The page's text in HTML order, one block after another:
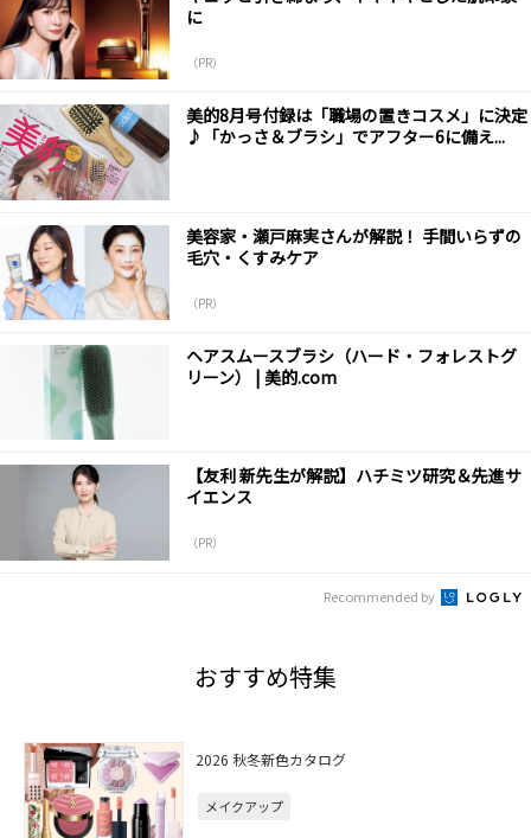
に
（PR）
美的8月号付録は「職場の置きコスメ」に決定
♪「かっさ＆ブラシ」でアフター6に備え...
美容家・瀬戸麻実さんが解説！ 手間いらずの
毛穴・くすみケア
（PR）
ヘアスムースブラシ（ハード・フォレストグ
リーン） | 美的.com
【友利 新先生が解説】ハチミツ研究＆先進サ
イエンス
（PR）
Recommended by
おすすめ特集
2026 秋冬新色カタログ
メイクアップ